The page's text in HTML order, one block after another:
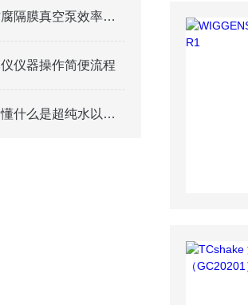
提升防腐隔膜真空泵效率与生产效益的关键策略
仪器操作简便流程
一文看懂什么是超纯水以及典型的水纯度要求